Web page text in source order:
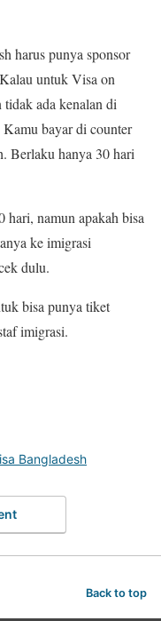
harus punya sponsor
untuk Visa on
ada kenalan di
bayar di counter
Berlaku hanya 30 hari
hari, namun apakah bisa
ke imigrasi
dulu.
bisa punya tiket
imigrasi.
Bangladesh
Back to top